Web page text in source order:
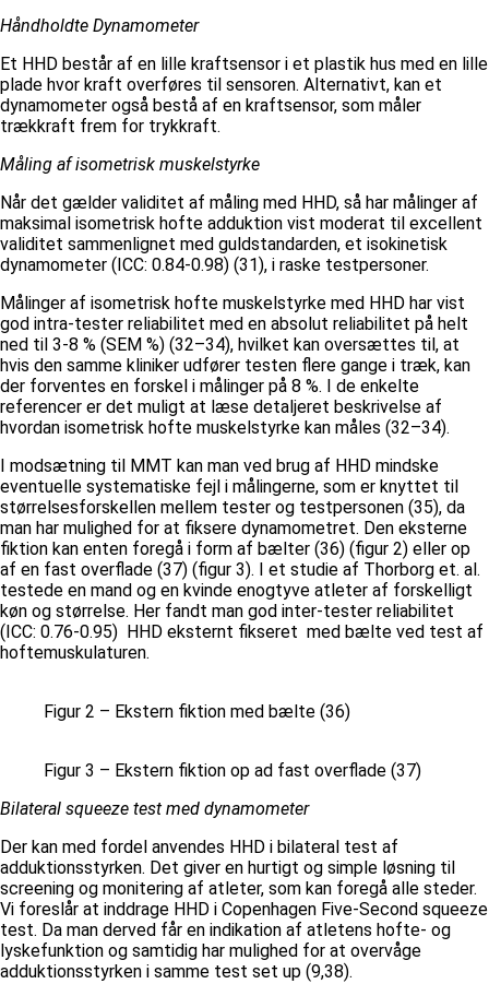
Håndholdte Dynamometer
Et HHD består af en lille kraftsensor i et plastik hus med en lille
plade hvor kraft overføres til sensoren. Alternativt, kan et
dynamometer også bestå af en kraftsensor, som måler
trækkraft frem for trykkraft.
Måling af isometrisk muskelstyrke
Når det gælder validitet af måling med HHD, så har målinger af
maksimal isometrisk hofte adduktion vist moderat til excellent
validitet sammenlignet med guldstandarden, et isokinetisk
dynamometer (ICC: 0.84-0.98) (31), i raske testpersoner.
Målinger af isometrisk hofte muskelstyrke med HHD har vist
god intra-tester reliabilitet med en absolut reliabilitet på helt
ned til 3-8 % (SEM %) (32–34), hvilket kan oversættes til, at
hvis den samme kliniker udfører testen flere gange i træk, kan
der forventes en forskel i målinger på 8 %. I de enkelte
referencer er det muligt at læse detaljeret beskrivelse af
hvordan isometrisk hofte muskelstyrke kan måles (32–34).
I modsætning til MMT kan man ved brug af HHD mindske
eventuelle systematiske fejl i målingerne, som er knyttet til
størrelsesforskellen mellem tester og testpersonen (35), da
man har mulighed for at fiksere dynamometret. Den eksterne
fiktion kan enten foregå i form af bælter (36) (figur 2) eller op
af en fast overflade (37) (figur 3). I et studie af Thorborg et. al.
testede en mand og en kvinde enogtyve atleter af forskelligt
køn og størrelse. Her fandt man god inter-tester reliabilitet
(ICC: 0.76-0.95) HHD eksternt fikseret med bælte ved test af
hoftemuskulaturen.
Figur 2 – Ekstern fiktion med bælte (36)
Figur 3 – Ekstern fiktion op ad fast overflade (37)
Bilateral squeeze test med dynamometer
Der kan med fordel anvendes HHD i bilateral test af
adduktionsstyrken. Det giver en hurtigt og simple løsning til
screening og monitering af atleter, som kan foregå alle steder.
Vi foreslår at inddrage HHD i Copenhagen Five-Second squeeze
test. Da man derved får en indikation af atletens hofte- og
lyskefunktion og samtidig har mulighed for at overvåge
adduktionsstyrken i samme test set up (9,38).